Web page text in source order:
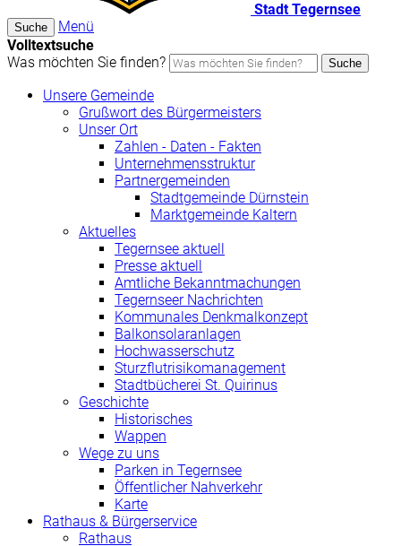
Stadt Tegernsee
Suche
Menü
Volltextsuche
Was möchten Sie finden?
Suche
Unsere Gemeinde
Grußwort des Bürgermeisters
Unser Ort
Zahlen - Daten - Fakten
Unternehmensstruktur
Partnergemeinden
Stadtgemeinde Dürnstein
Marktgemeinde Kaltern
Aktuelles
Tegernsee aktuell
Presse aktuell
Amtliche Bekanntmachungen
Tegernseer Nachrichten
Kommunales Denkmalkonzept
Balkonsolaranlagen
Hochwasserschutz
Sturzflutrisikomanagement
Stadtbücherei St. Quirinus
Geschichte
Historisches
Wappen
Wege zu uns
Parken in Tegernsee
Öffentlicher Nahverkehr
Karte
Rathaus & Bürgerservice
Rathaus